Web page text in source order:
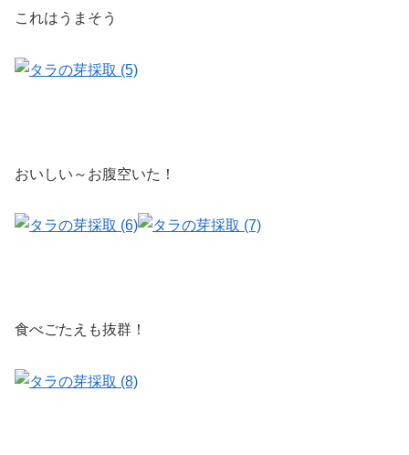
これはうまそう
おいしい～お腹空いた！
食べごたえも抜群！